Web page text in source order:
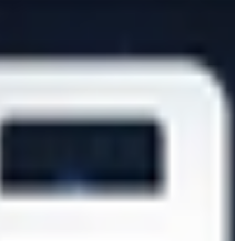
Подарочный набор АКС «ДАРК
Эпик